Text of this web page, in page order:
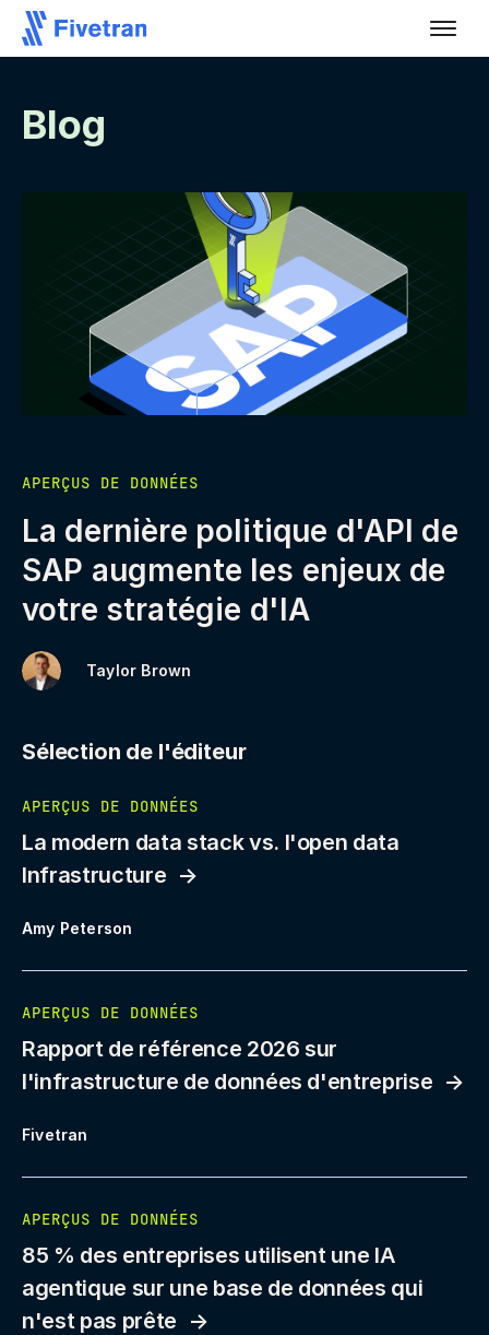
Blog
APERÇUS DE DONNÉES
La dernière politique d'API de
SAP augmente les enjeux de
votre stratégie d'IA
Taylor Brown
Sélection de l'éditeur
APERÇUS DE DONNÉES
La modern data stack vs. l'open data
Infrastructure
Amy Peterson
APERÇUS DE DONNÉES
Rapport de référence 2026 sur
l'infrastructure de données d'entreprise
Fivetran
APERÇUS DE DONNÉES
85 % des entreprises utilisent une IA
agentique sur une base de données qui
n'est pas prête